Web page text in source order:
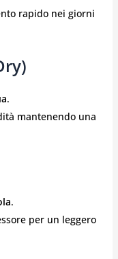
rapido nei giorni
.
mantenendo una
.
per un leggero